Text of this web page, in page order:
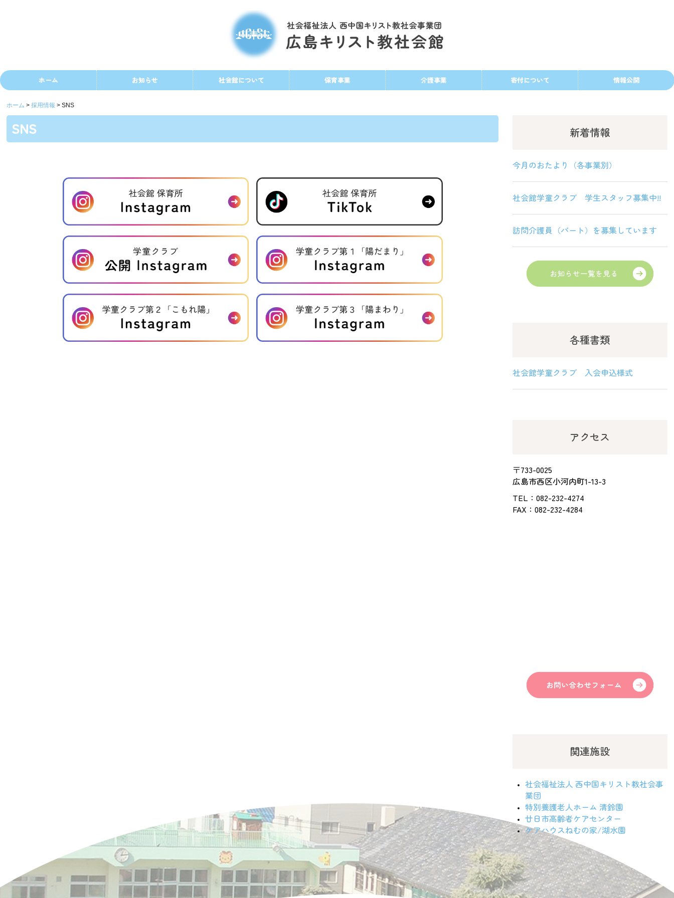
ホーム お知らせ 社会館について 保育事業 介護事業 寄付について 情報公開
ホーム 採用情報 SNS
SNS 新着情報
今月のおたより（各事業別）
社会館学童クラブ 学生スタッフ募集中!!
訪問介護員（パート）を募集しています
各種書類
社会館学童クラブ 入会申込様式
アクセス
〒733-0025
広島市西区小河内町1-13-3
TEL：082-232-4274
FAX：082-232-4284
関連施設
社会福祉法人 西中国キリスト教社会事
業団
特別養護老人ホーム 清鈴園
廿日市高齢者ケアセンター
ケアハウスねむの家/湖水園